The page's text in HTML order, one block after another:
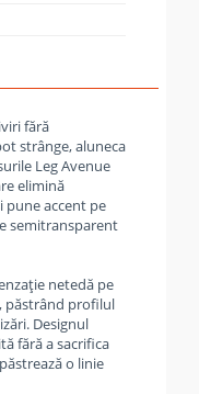
fără
strânge, aluneca
Leg Avenue
elimină
pune accent pe
semitransparent
netedă pe
păstrând profilul
Designul
fără a sacrifica
o linie